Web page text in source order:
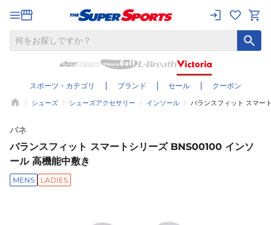
スポーツ・カテゴリ ブランド セール クーポン
シューズ シューズアクセサリー インソール バランスフィット スマー
バネ
バランスフィット スマートシリーズ BNS00100 インソ
ール 高機能中敷き
MENS LADIES